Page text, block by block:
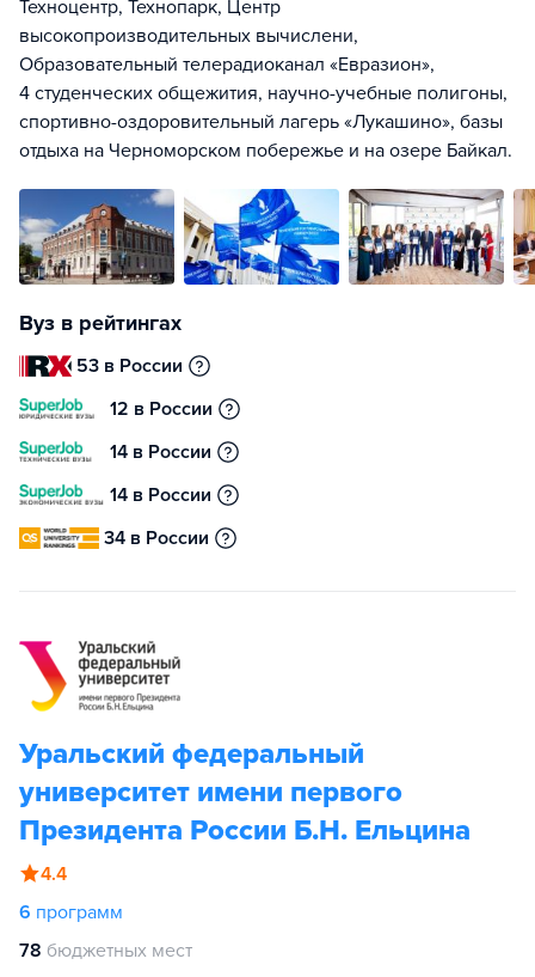
Техноцентр, Технопарк, Центр
высокопроизводительных вычислени,
Образовательный телерадиоканал «Евразион»,
4 студенческих общежития, научно-учебные полигоны,
спортивно-оздоровительный лагерь «Лукашино», базы
отдыха на Черноморском побережье и на озере Байкал.
Вуз в рейтингах
53 в России
12 в России
14 в России
14 в России
34 в России
Уральский федеральный
университет имени первого
Президента России Б.Н. Ельцина
4.4
6 программ
78 бюджетных мест